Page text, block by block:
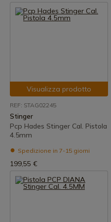
Visualizza prodotto
REF: STAG02245
Stinger
Pcp Hades Stinger Cal. Pistola
4.5mm
Spedizione in 7-15 giorni
199,55 €